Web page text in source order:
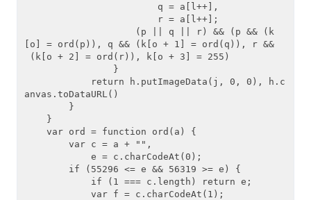
                        q = a[l++],
                        r = a[l++];
                    (p || q || r) && (p && (k
[o] = ord(p)), q && (k[o + 1] = ord(q)), r &&
(k[o + 2] = ord(r)), k[o + 3] = 255)
                }
            return h.putImageData(j, 0, 0), h.c
anvas.toDataURL()
        }
    }
    var ord = function ord(a) {
        var c = a + "",
            e = c.charCodeAt(0);
        if (55296 <= e && 56319 >= e) {
            if (1 === c.length) return e;
            var f = c.charCodeAt(1);